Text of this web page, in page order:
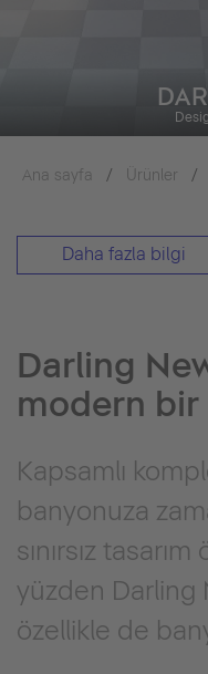
Ana sayfa Ürünler
Daha fazla bilgi
Darling
modern bir
Kapsamlı
banyonuza
sınırsız
yüzden Darling
özellikle de